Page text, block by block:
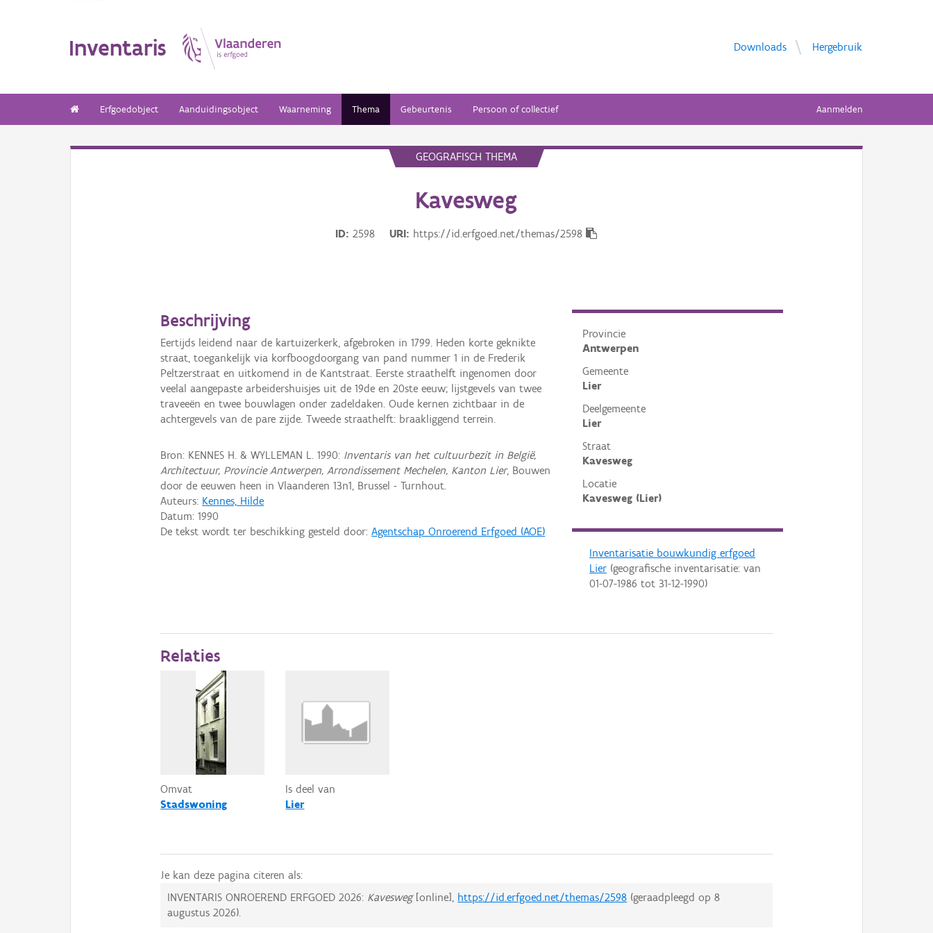
Inventaris Downloads Hergebruik
Erfgoedobject Aanduidingsobject Waarneming Thema Gebeurtenis Persoon of collectief Aanmelden
GEOGRAFISCH THEMA
Kavesweg
ID 2598 URI https://id.erfgoed.net/themas/2598
Provincie
Antwerpen
Gemeente
Lier
Deelgemeente
Lier
Straat
Kavesweg
Locatie
Kavesweg (Lier)
Inventarisatie bouwkundig erfgoed
Lier(geografische inventarisatie: van
01-07-1986 tot 31-12-1990)
Beschrijving
Eertijds leidend naar de kartuizerkerk, afgebroken in 1799. Heden korte geknikte
straat, toegankelijk via korfboogdoorgang van pand nummer 1 in de Frederik
Peltzerstraat en uitkomend in de Kantstraat. Eerste straathelft ingenomen door
veelal aangepaste arbeidershuisjes uit de 19de en 20ste eeuw; lijstgevels van twee
traveeën en twee bouwlagen onder zadeldaken. Oude kernen zichtbaar in de
achtergevels van de pare zijde. Tweede straathelft: braakliggend terrein.
Bron: KENNES H. & WYLLEMAN L. 1990: Inventaris van het cultuurbezit in België,
Architectuur, Provincie Antwerpen, Arrondissement Mechelen, Kanton Lier, Bouwen
door de eeuwen heen in Vlaanderen 13n1, Brussel - Turnhout.
Auteurs: Kennes, Hilde
Datum:1990
De tekst wordt ter beschikking gesteld door:Agentschap Onroerend Erfgoed (AOE)
Relaties
Omvat
Stadswoning
Is deel van
Lier
Je kan deze pagina citeren als:
INVENTARIS ONROEREND ERFGOED 2026: Kavesweg[online], https://id.erfgoed.net/themas/2598 (geraadpleegd op8
augustus 2026).